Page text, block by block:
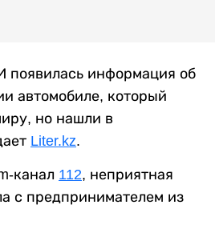
появилась информация об
автомобиле, который
но нашли в
Liter.kz.
канал 112, неприятная
с предпринимателем из